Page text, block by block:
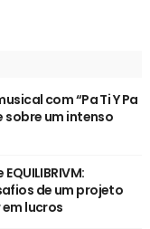
com “Pa Ti Y Pa
sobre um intenso
de um projeto
lucros